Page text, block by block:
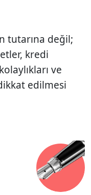
tutarına değil;
kredi
ve
edilmesi